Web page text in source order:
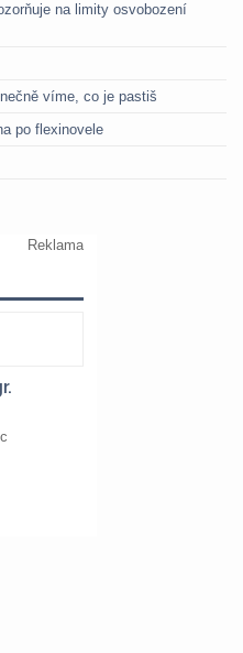
na limity osvobození
víme, co je pastiš
po flexinovele